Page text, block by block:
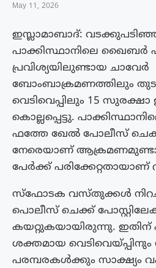
May 11, 2026
ഇസ്ലാമാബാദ്:
പാക്കിസ്ഥാനിലെ
പ്രവിശ്യയിലുണ്ടായ ചാവേർ
ബോംബാക്രമണത്തിലും
വെടിവെപ്പിലും 15
കൊല്ലപ്പെട്ടു.
ഫത്തേ ഖേൽ പോലീസ്
നേരെയാണ്
പേർക്ക് പരിക്കേറ്റതായാണ്
സ്ഫോടക വസ്തുക്കൾ
പൊലീസ് ചെക്ക്
കയറ്റുകയായിരുന്നു. ഇതിന്
ശക്തമായ
പരമ്പരകൾക്കും സാക്ഷ്യം